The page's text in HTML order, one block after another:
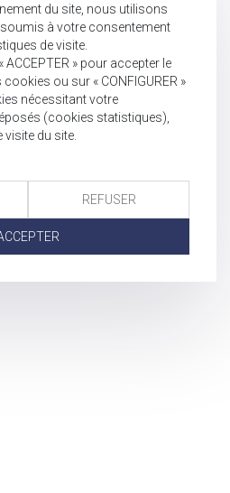
du site, nous utilisons
à votre consentement
de visite.
» pour accepter le
ou sur « CONFIGURER »
nécessitant votre
(cookies statistiques),
du site.
REFUSER